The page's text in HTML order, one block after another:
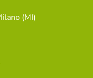
(MI)